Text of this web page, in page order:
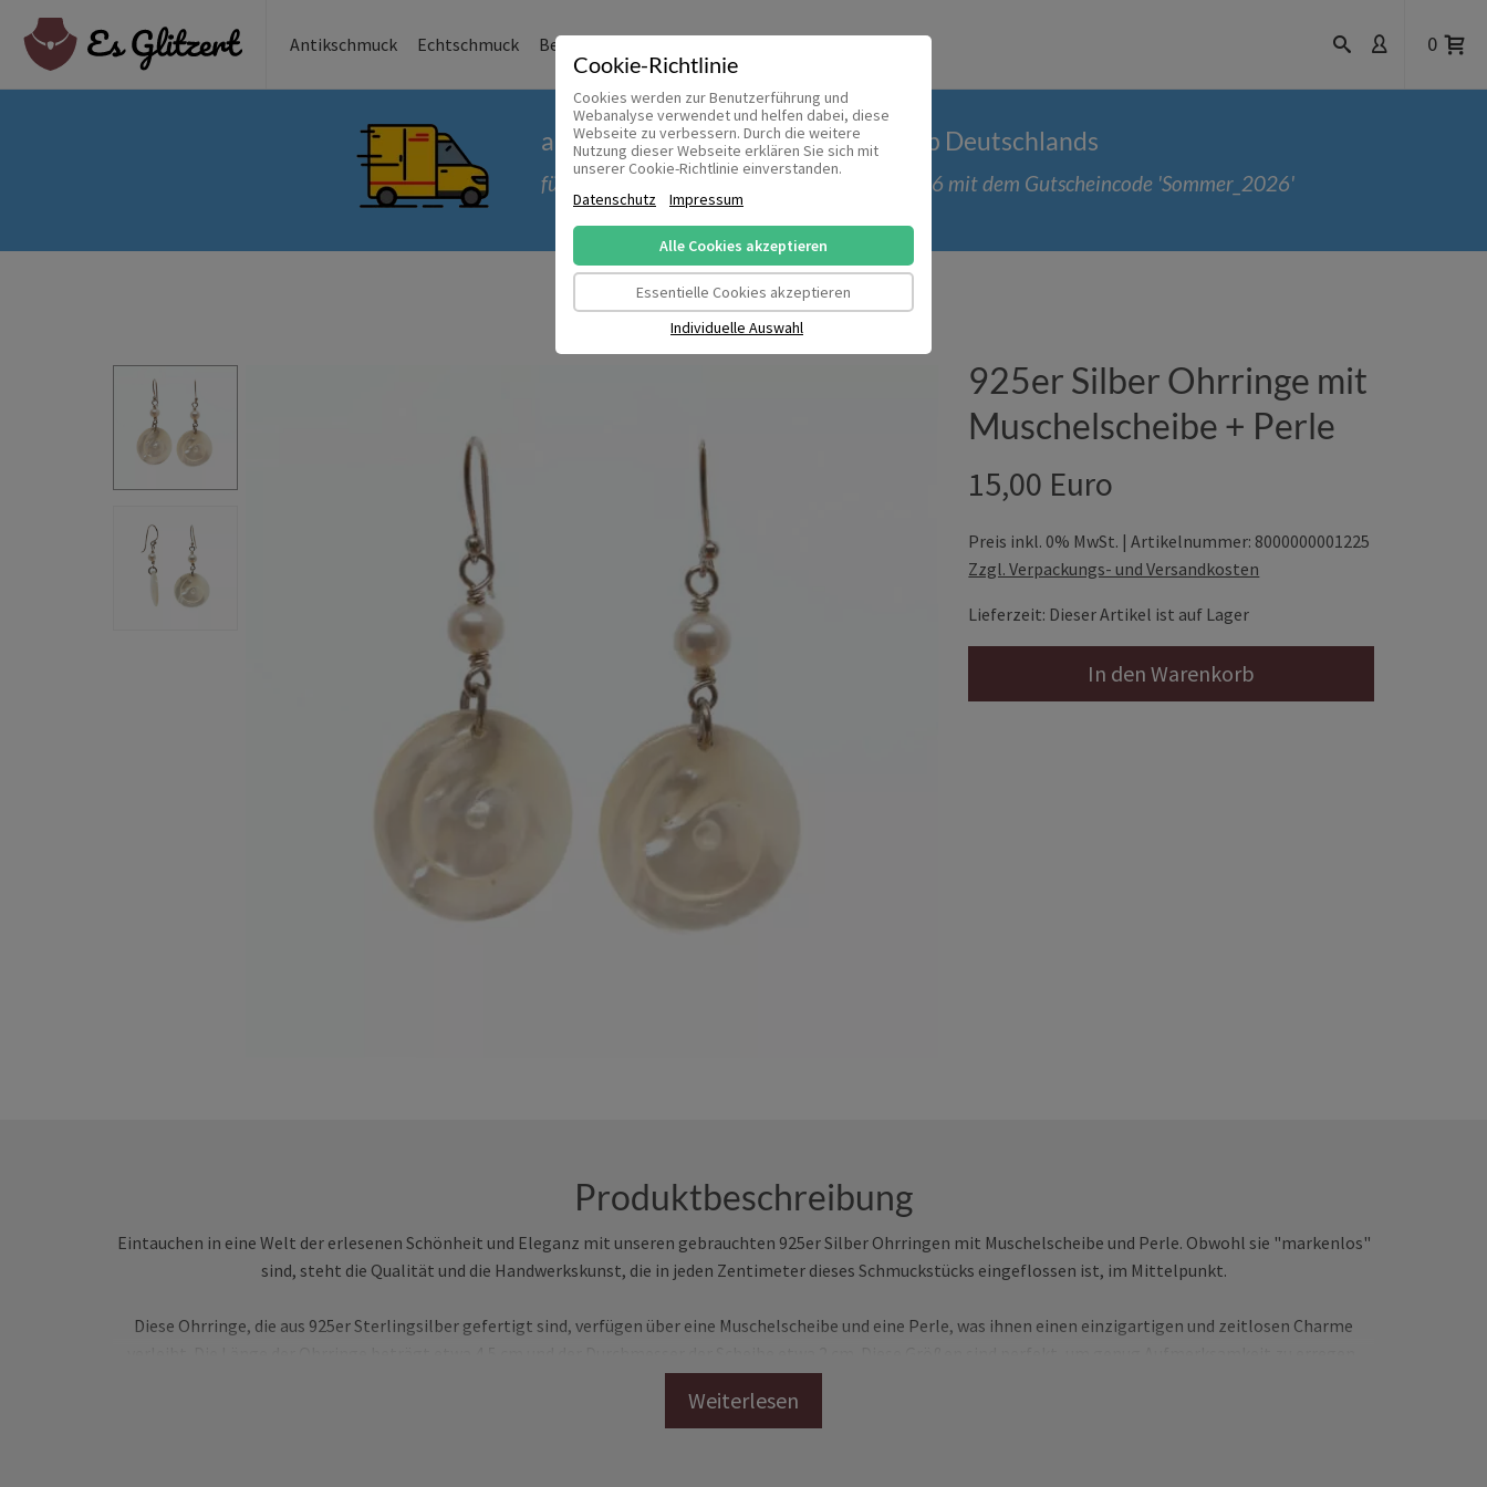
Cookie-Richtlinie
Cookies werden zur Benutzerführung und
Webanalyse verwendet und helfen dabei, diese
Webseite zu verbessern. Durch die weitere
Nutzung dieser Webseite erklären Sie sich mit
unserer Cookie-Richtlinie einverstanden.
Datenschutz
Impressum
Alle Cookies akzeptieren
Essentielle Cookies akzeptieren
Individuelle Auswahl
0
Antikschmuck Echtschmuck Bernstein und Co.
ab 50 € versandkostenfrei innerhalb Deutschlands
für Bestellungen bis einschließlich 30.09.2026 mit dem Gutscheincode 'Sommer_2026'
925er Silber Ohrringe mit
Muschelscheibe + Perle
15,00 Euro
Preis inkl. 0% MwSt. | Artikelnummer: 8000000001225
Zzgl. Verpackungs- und Versandkosten
Lieferzeit: Dieser Artikel ist auf Lager
In den Warenkorb
Produktbeschreibung
Eintauchen in eine Welt der erlesenen Schönheit und Eleganz mit unseren gebrauchten 925er Silber Ohrringen mit Muschelscheibe und Perle. Obwohl sie "markenlos"
sind, steht die Qualität und die Handwerkskunst, die in jeden Zentimeter dieses Schmuckstücks eingeflossen ist, im Mittelpunkt.
Diese Ohrringe, die aus 925er Sterlingsilber gefertigt sind, verfügen über eine Muschelscheibe und eine Perle, was ihnen einen einzigartigen und zeitlosen Charme